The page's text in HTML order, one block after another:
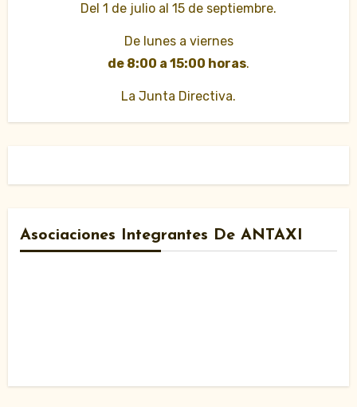
Del 1 de julio al 15 de septiembre.
De lunes a viernes
de 8:00 a 15:00 horas.
La Junta Directiva.
Asociaciones Integrantes De ANTAXI